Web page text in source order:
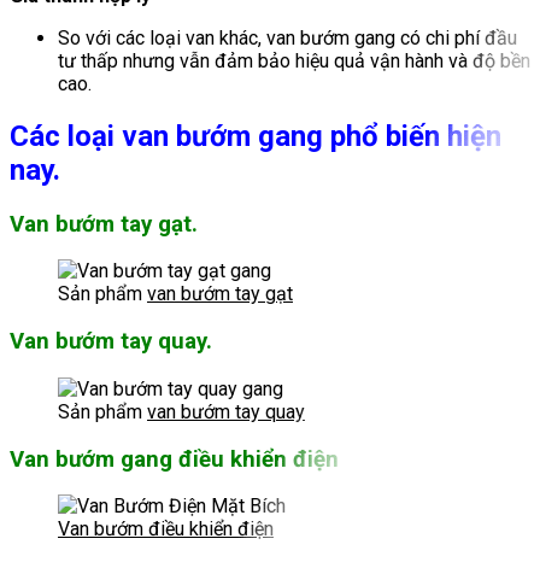
So với các loại van khác, van bướm gang có chi phí đầu
tư thấp nhưng vẫn đảm bảo hiệu quả vận hành và độ bền
cao.
Các loại van bướm gang phổ biến hiện
nay.
Van bướm tay gạt.
Sản phẩm van bướm tay gạt
Van bướm tay quay.
Sản phẩm van bướm tay quay
Van bướm gang điều khiển điện
Van bướm điều khiển điện